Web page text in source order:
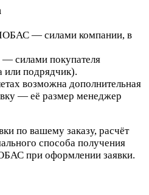
— силами компании, в
— силами покупателя
или подрядчик).
возможна дополнительная
— её размер менеджер
по вашему заказу, расчёт
способа получения
при оформлении заявки.